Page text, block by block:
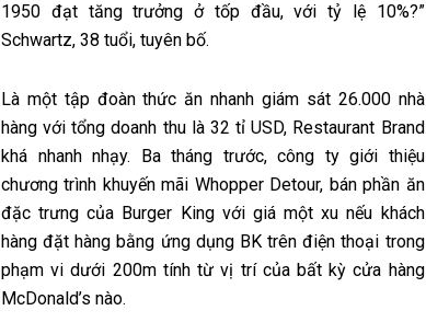
1950 đạt tăng trưởng ở tốp đầu, với tỷ lệ 10%?”
Schwartz, 38 tuổi, tuyên bố.
Là một tập đoàn thức ăn nhanh giám sát 26.000 nhà
hàng với tổng doanh thu là 32 tỉ USD, Restaurant Brand
khá nhanh nhạy. Ba tháng trước, công ty giới thiệu
chương trình khuyến mãi Whopper Detour, bán phần ăn
đặc trưng của Burger King với giá một xu nếu khách
hàng đặt hàng bằng ứng dụng BK trên điện thoại trong
phạm vi dưới 200m tính từ vị trí của bất kỳ cửa hàng
McDonald’s nào.